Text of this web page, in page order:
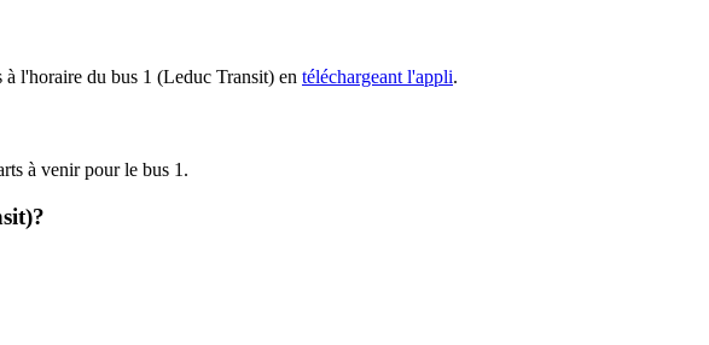
l'horaire du bus 1 (Leduc Transit) en téléchargeant l'appli.
à venir pour le bus 1.